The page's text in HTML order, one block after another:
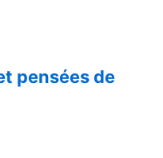
pensées de